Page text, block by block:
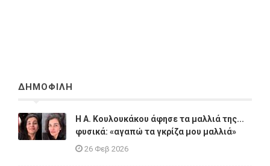
ΔΗΜΟΦΙΛΗ
Η A. Κουλουκάκου άφησε τα μαλλιά της...
φυσικά: «αγαπώ τα γκρίζα μου μαλλιά»
26 Φεβ 2026